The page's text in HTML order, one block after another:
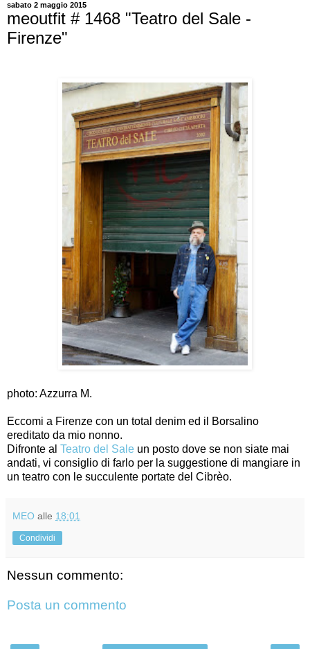
sabato 2 maggio 2015
meoutfit # 1468 "Teatro del Sale -
Firenze"
photo: Azzurra M.
Eccomi a Firenze con un total denim ed il Borsalino
ereditato da mio nonno.
Difronte al Teatro del Sale un posto dove se non siate mai
andati, vi consiglio di farlo per la suggestione di mangiare in
un teatro con le succulente portate del Cibrèo.
MEO alle 18:01
Condividi
Nessun commento:
Posta un commento